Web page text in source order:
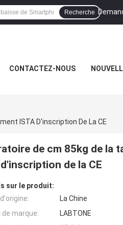
Recherche
CONTACTEZ-NOUS
ISTA D'inscription De La CE
de cm 85kg de la
de la CE
sur le produit:
La Chine
de marque:
LABTONE